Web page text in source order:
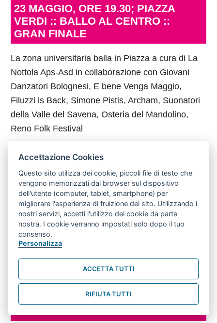
23 MAGGIO, ORE 19.30; PIAZZA
VERDI :: BALLO AL CENTRO ::
GRAN FINALE
La zona universitaria balla in Piazza a cura di La
Nottola Aps-Asd in collaborazione con Giovani
Danzatori Bolognesi, E bene Venga Maggio,
Filuzzi is Back, Simone Pistis, Archam, Suonatori
della Valle del Savena, Osteria del Mandolino,
Reno Folk Festival
25 MAGGIO, ORE 18.00; TEATRO
COMUNALE :: METTIAMOCI
ALL’OPERA :: L’OPERA E LA MODA
Progetto di “audience development” per il pubblico
del Teatro Comunale a cura di Culturit Bologna
29 MAGGIO, ORE 18:00, TEATRO
COMUNALE :: RIGEN(D)ERARE GLI
SPAZI E LE RELAZIONI :: NUOVE
PRODUZIONI ARTISTICHE E SPAZI
URBANI TRA GIOCO E
Accettazione Cookies
Questo sito utilizza dei cookie, piccoli file di testo che
vengono memorizzati dal browser sul dispositivo
dell'utente (computer, tablet, smartphone) per
migliorare l'esperienza di fruizione del sito. Utilizzando i
nostri servizi, accetti l'utilizzo dei cookie da parte
nostra. I cookie verranno impostati solo dopo il tuo
consenso.
Personalizza
ACCETTA TUTTI
RIFIUTA TUTTI